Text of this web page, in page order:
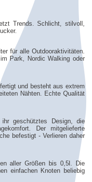
Trends. Schlicht, stilvoll,
für alle Outdooraktivitäten.
Park, Nordic Walking oder
und besteht aus extrem
Nähten. Echte Qualität
ihr geschütztes Design, die
Der mitgelieferte
befestigt - Verlieren daher
aller Größen bis 0,5l. Die
einfachen Knoten beliebig